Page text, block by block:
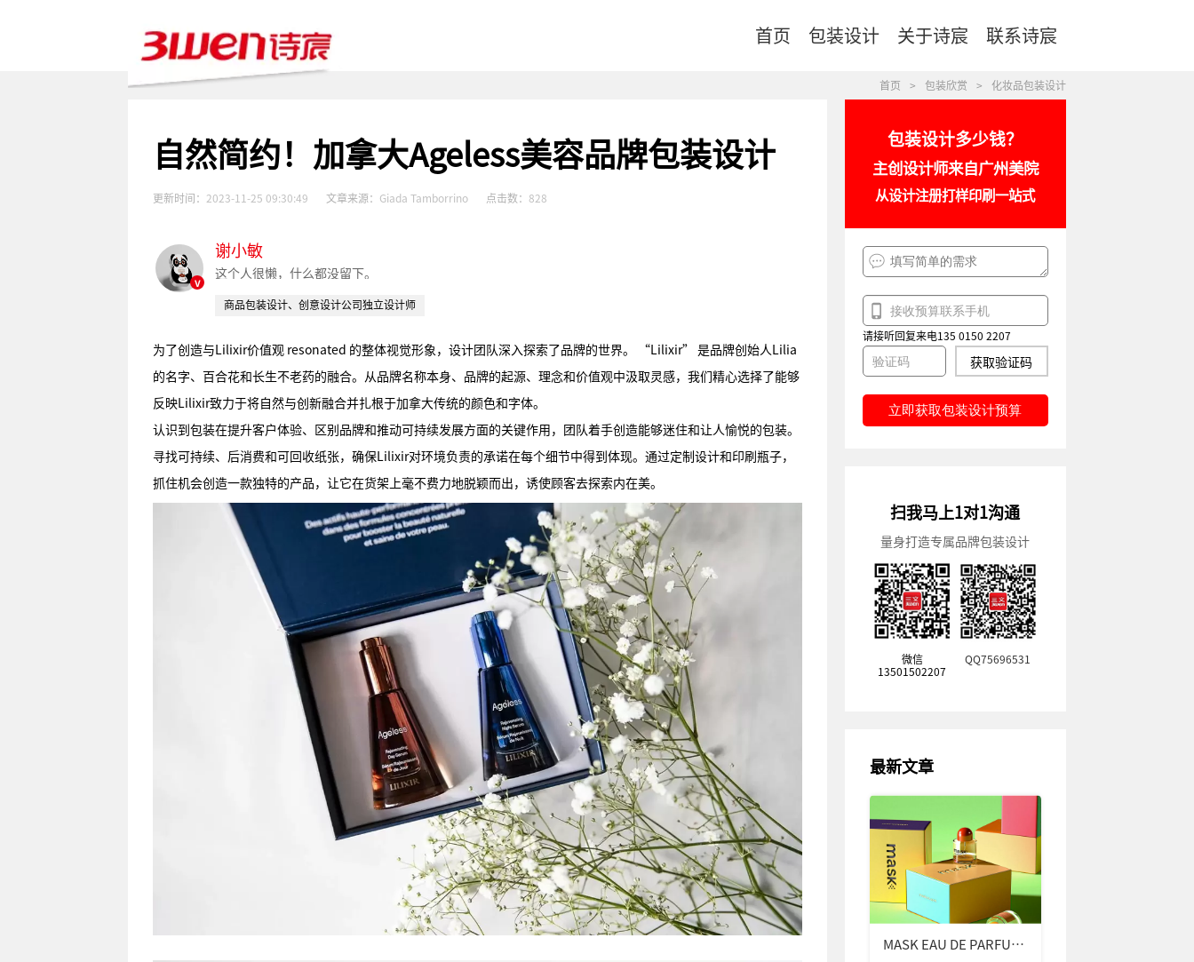
首页 包装设计 关于诗宸 联系诗宸
首页 > 包装欣赏 > 化妆品包装设计
自然简约！加拿大Ageless美容品牌包装设计
更新时间： 2023-11-25 09:30:49 文章来源： Giada Tamborrino 点击数： 828
v
谢小敏
这个人很懒，什么都没留下。
商品包装设计、创意设计公司独立设计师
为了创造与Lilixir价值观 resonated 的整体视觉形象，设计团队深入探索了品牌的世界。 “Lilixir” 是品牌创始人Lilia
的名字、百合花和长生不老药的融合。从品牌名称本身、品牌的起源、理念和价值观中汲取灵感，我们精心选择了能够
反映Lilixir致力于将自然与创新融合并扎根于加拿大传统的颜色和字体。
认识到包装在提升客户体验、区别品牌和推动可持续发展方面的关键作用，团队着手创造能够迷住和让人愉悦的包装。
寻找可持续、后消费和可回收纸张，确保Lilixir对环境负责的承诺在每个细节中得到体现。通过定制设计和印刷瓶子，
抓住机会创造一款独特的产品，让它在货架上毫不费力地脱颖而出，诱使顾客去探索内在美。
包装设计多少钱？
主创设计师来自广州美院
从设计注册打样印刷一站式
请接听回复来电135 0150 2207
获取验证码
立即获取包装设计预算
扫我马上1对1沟通
量身打造专属品牌包装设计
微信
13501502207
QQ75696531
最新文章
MASK EAU DE PARFUM